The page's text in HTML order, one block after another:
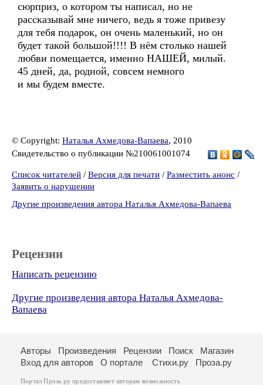
сюрприз, о котором ты написал, но не
рассказывай мне ничего, ведь я тоже привезу
для тебя подарок, он очень маленький, но он
будет такой большой!!!! В нём столько нашей
любви помещается, именно НАШЕЙ, милый.
45 дней, да, родной, совсем немного
и мы будем вместе.
© Copyright: Наталья Ахмедова-Вапаева, 2010
Свидетельство о публикации №210061001074
Список читателей / Версия для печати / Разместить анонс /
Заявить о нарушении
Другие произведения автора Наталья Ахмедова-Вапаева
Рецензии
Написать рецензию
Другие произведения автора Наталья Ахмедова-
Вапаева
Авторы Произведения Рецензии Поиск
Магазин
Вход для авторов
О портале Стихи.ру Проза.ру
Портал Проза.ру предоставляет авторам возможность